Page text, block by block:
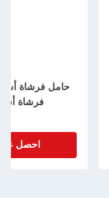
حامل فرشاة
فرشاة
احصل